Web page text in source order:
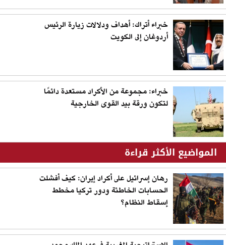
خبراء أتراك: أهداف ودلالات زيارة الرئيس
أردوغان إلى الكويت
خبراء: مجموعة من الأكراد مستعدة دائمًا
لتكون ورقة بيد القوى الخارجية
المواضيع الأكثر قراءة
رهان إسرائيل على أكراد إيران: كيف أفشلت
الحسابات الخاطئة ودور تركيا مخطط
إسقاط النظام؟